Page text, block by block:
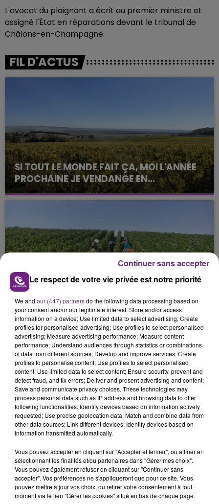
L'avocat du plaignant a écrit au premier ministre et
assigné l'État en réparations devant le tribunal de
Châlons-en-Champagne.
FIL D'ACTUS
SI TOUT LE MONDE FAIT ÇA, MOI L'ANNÉE
PROCHAINE JE VENDANGE EN...
La vendange en Champagne a débuté ce jeudi 6
août dans la commune de Montgueux (Aube). Du
L'INSPECTION DU TRAVAIL RAPPELLE À
L'ORDRE SUR LES CONDITIONS DE...
Alors que les dates de début des vendange 2026
s'est avéré être plus précoce que prévu,
l'inspection du Travail en profite pour rappeler
les conditions de...
TITRES DIFFUSÉS
4h33
4h33
CHRISTOPHE WILLEM
Systaime
4h29
4h29
RIHANNA FEAT. CALVIN HARRIS
We Found Love
Le respect de votre vie privée est notre priorité
We and our (447) partnersdo the following data processing based on
your consent and/or our legitimate interest: Store and/or access
information on a device; Use limited data to select advertising; Create
profiles for personalised advertising; Use profiles to select personalised
advertising; Measure advertising performance; Measure content
performance; Understand audiences through statistics or combinations
of data from different sources; Develop and improve services; Create
profiles to personalise content; Use profiles to select personalised
content; Use limited data to select content; Ensure security, prevent and
detect fraud, and fix errors; Deliver and present advertising and content;
Save and communicate privacy choices. These technologies may
process personal data such as IP address and browsing data to offer
following functionalities: Identify devices based on information actively
requested; Use precise geolocation data; Match and combine data from
other data sources; Link different devices; Identify devices based on
information transmitted automatically.
Vous pouvez accepter en cliquant sur "Accepter et fermer", ou affiner en
sélectionnant les finalités et/ou partenaires dans "Gérer mes choix".
Vous pouvez également refuser en cliquant sur "Continuer sans
accepter". Vos préférences ne s'appliqueront que pour ce site. Vous
pouvez mettre à jour vos choix, ou retirer votre consentement à tout
moment via le lien "Gérer les cookies" situé en bas de chaque page.
Continuer sans accepter